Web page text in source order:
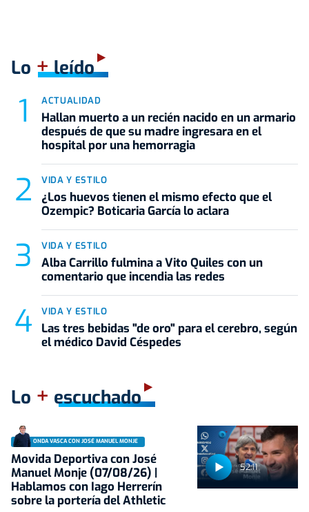
Lo +leído
ACTUALIDAD
Hallan muerto a un recién nacido en un armario
después de que su madre ingresara en el
hospital por una hemorragia
VIDA Y ESTILO
¿Los huevos tienen el mismo efecto que el
Ozempic? Boticaria García lo aclara
VIDA Y ESTILO
Alba Carrillo fulmina a Vito Quiles con un
comentario que incendia las redes
VIDA Y ESTILO
Las tres bebidas "de oro" para el cerebro, según
el médico David Céspedes
Lo + escuchado
52:11
ONDA VASCA CON JOSÉ MANUEL MONJE
Movida Deportiva con José
Manuel Monje (07/08/26) |
Hablamos con Iago Herrerín
sobre la portería del Athletic